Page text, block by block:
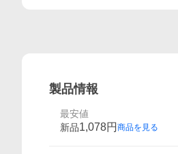
製品情報
最安値
新品1,078円 商品を見る